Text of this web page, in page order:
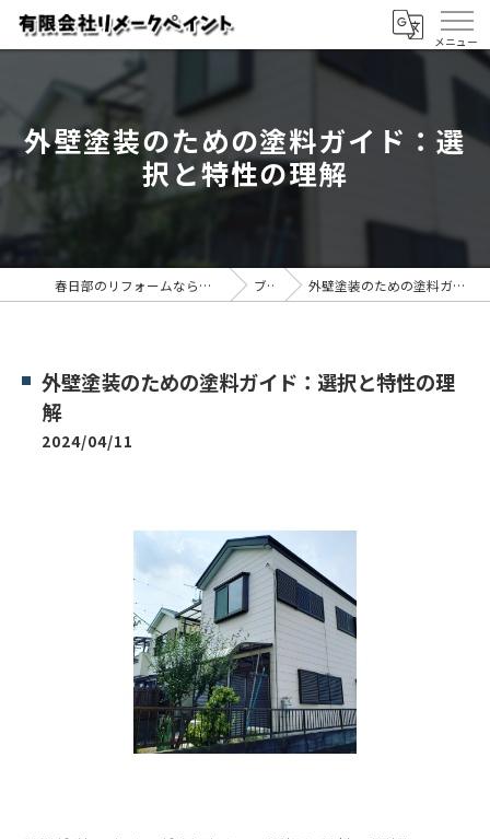
外壁塗装のための塗料ガイド：選
択と特性の理解
春日部のリフォームなら有限会社リメークペイント ブログ 外壁塗装のための塗料ガイド：選択と特性の理解
外壁塗装のための塗料ガイド：選択と特性の理
解
2024/04/11